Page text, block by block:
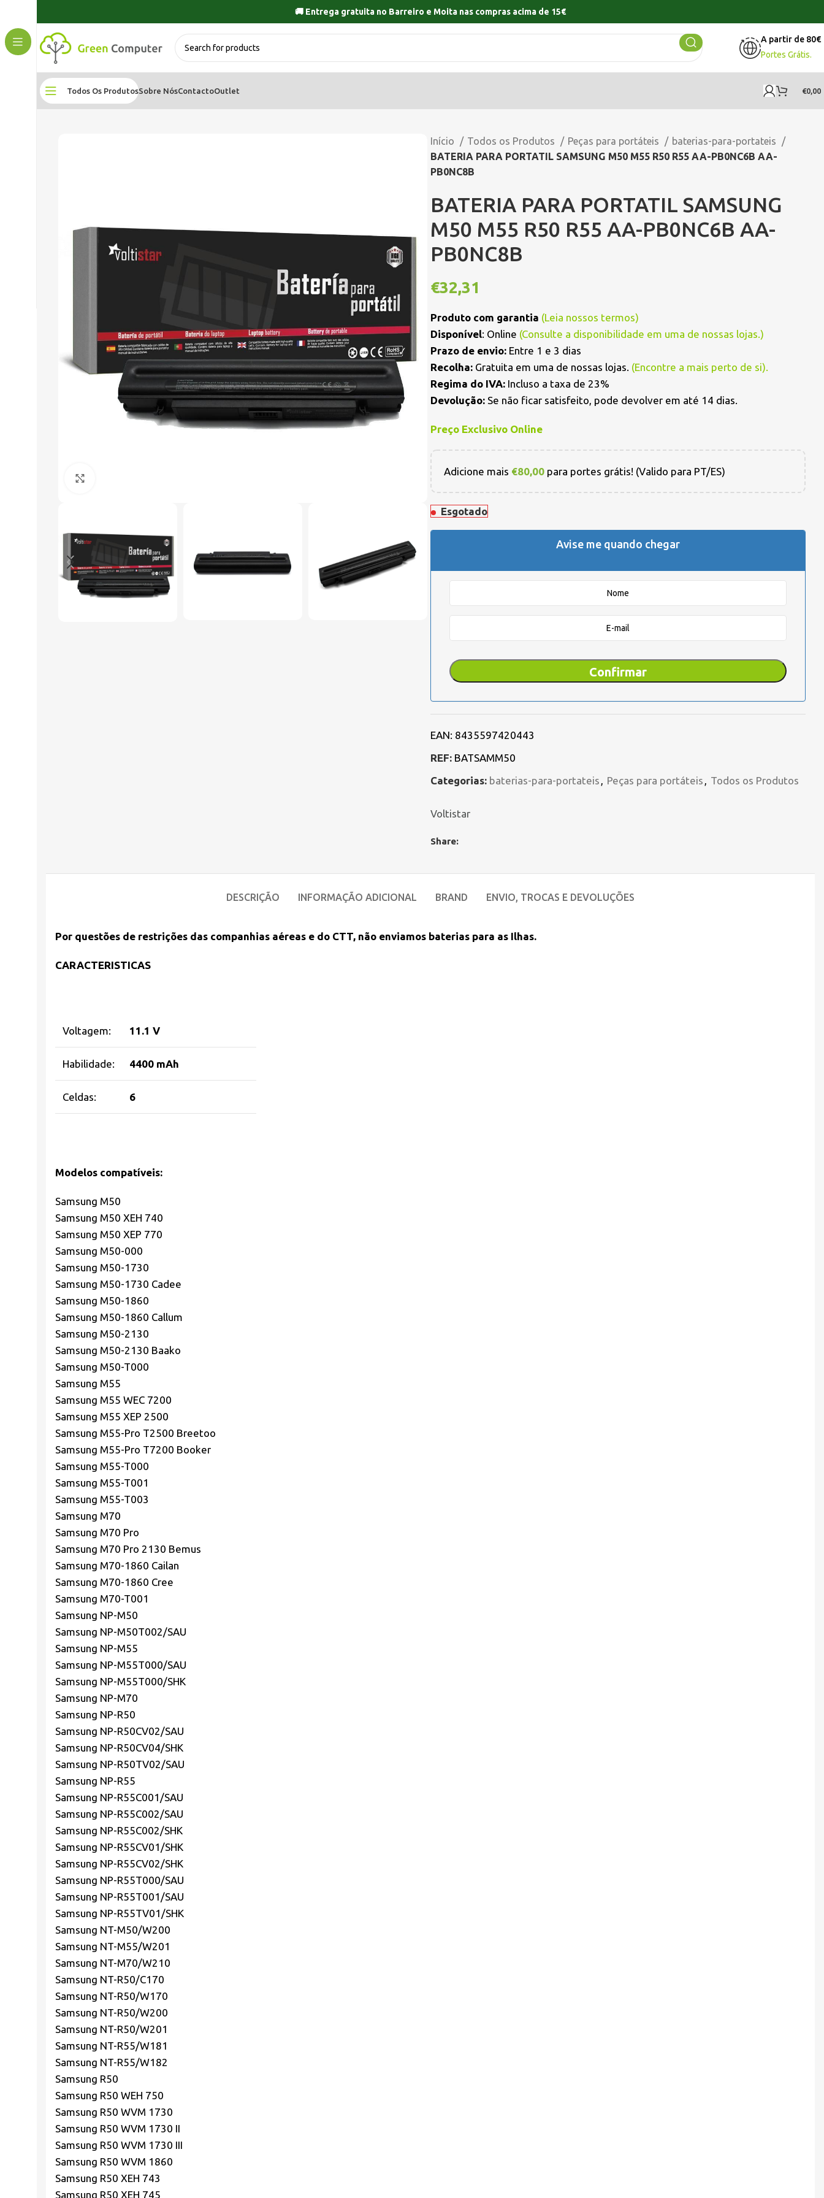
🚚 Entrega gratuita no Barreiro e Moita nas compras acima de 15€
A partir de 80€
Portes Grátis.
Todos Os ProdutosSobre NósContactoOutlet €0,00
Início Todos os Produtos Peças para portáteis
baterias-para-portateis
BATERIA PARA PORTATIL SAMSUNG M50 M55 R50 R55 AA-PB0NC6B AA-
PB0NC8B
BATERIA PARA PORTATIL SAMSUNG
M50 M55 R50 R55 AA-PB0NC6B AA-
PB0NC8B
€32,31
Produto com garantia (Leia nossos termos)
Disponível: Online (Consulte a disponibilidade em uma de nossas lojas.)
Prazo de envio: Entre 1 e 3 dias
Recolha: Gratuita em uma de nossas lojas. (Encontre a mais perto de si).
Regima do IVA: Incluso a taxa de 23%
Devolução: Se não ficar satisfeito, pode devolver em até 14 dias.
Preço Exclusivo Online
Adicione mais €80,00 para portes grátis! (Valido para PT/ES)
Esgotado
Avise me quando chegar
Confirmar
EAN: 8435597420443
REF: BATSAMM50
Categorias: baterias-para-portateis , Peças para portáteis , Todos os Produtos
Voltistar
Share:
DESCRIÇÃO INFORMAÇÃO ADICIONAL BRAND ENVIO, TROCAS E DEVOLUÇÕES
Por questões de restrições das companhias aéreas e do CTT, não enviamos baterias para as Ilhas.
CARACTERISTICAS
Voltagem: 11.1 V
Habilidade: 4400 mAh
Celdas: 6
Modelos compatíveis:
Samsung M50
Samsung M50 XEH 740
Samsung M50 XEP 770
Samsung M50-000
Samsung M50-1730
Samsung M50-1730 Cadee
Samsung M50-1860
Samsung M50-1860 Callum
Samsung M50-2130
Samsung M50-2130 Baako
Samsung M50-T000
Samsung M55
Samsung M55 WEC 7200
Samsung M55 XEP 2500
Samsung M55-Pro T2500 Breetoo
Samsung M55-Pro T7200 Booker
Samsung M55-T000
Samsung M55-T001
Samsung M55-T003
Samsung M70
Samsung M70 Pro
Samsung M70 Pro 2130 Bemus
Samsung M70-1860 Cailan
Samsung M70-1860 Cree
Samsung M70-T001
Samsung NP-M50
Samsung NP-M50T002/SAU
Samsung NP-M55
Samsung NP-M55T000/SAU
Samsung NP-M55T000/SHK
Samsung NP-M70
Samsung NP-R50
Samsung NP-R50CV02/SAU
Samsung NP-R50CV04/SHK
Samsung NP-R50TV02/SAU
Samsung NP-R55
Samsung NP-R55C001/SAU
Samsung NP-R55C002/SAU
Samsung NP-R55C002/SHK
Samsung NP-R55CV01/SHK
Samsung NP-R55CV02/SHK
Samsung NP-R55T000/SAU
Samsung NP-R55T001/SAU
Samsung NP-R55TV01/SHK
Samsung NT-M50/W200
Samsung NT-M55/W201
Samsung NT-M70/W210
Samsung NT-R50/C170
Samsung NT-R50/W170
Samsung NT-R50/W200
Samsung NT-R50/W201
Samsung NT-R55/W181
Samsung NT-R55/W182
Samsung R50
Samsung R50 WEH 750
Samsung R50 WVM 1730
Samsung R50 WVM 1730 II
Samsung R50 WVM 1730 III
Samsung R50 WVM 1860
Samsung R50 XEH 743
Samsung R50 XEH 745